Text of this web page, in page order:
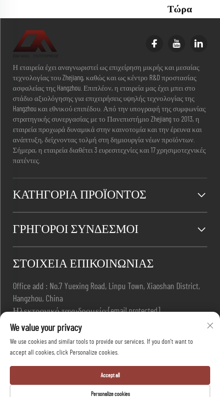
Τώρα
Η εταιρεία έχει αναγνωριστεί ως επιχείρηση μικρής και μεσαίας
τεχνολογίας του Zhejiang, καθώς και ως κέντρο R&D προστασίας
ασφαλείας της Hangzhou. Επιπλέον, η εταιρεία μας έχει μπει στο
στάδιο αξιολόγησης για επιχειρήσεις υψηλής τεχνολογίας της
Hangzhou και εθνικού επιπέδου. Από την υπογραφή της συμφωνίας
στρατηγικής συνεργασίας με το Πανεπιστήμιο Zhejiang το 2013, η
εταιρεία προχωρά δυναμικά στην καινοτομία και την έρευνα και
ανάπτυξη, δείχνοντας τολμή στη δημιουργία νέων προϊόντων.
Σήμερα, η εταιρεία διαθέτει 3 ευρεσιτεχνίες και 17 χρησιμοτεχνικές
πατέντες.
ΚΑΤΗΓΟΡΊΑ ΠΡΟΪΌΝΤΟΣ
ΓΡΉΓΟΡΟΙ ΣΎΝΔΕΣΜΟΙ
ΣΤΟΙΧΕΊΑ ΕΠΙΚΟΙΝΩΝΊΑΣ
Office add : No.7 Yuexing Road, Linpu Town, Xiaoshan District,
Hangzhou, China
Ηλεκτρονικό ταχυδρομείο:[email protected]
Τηλέφωνο:+86-13967169961
Με την επιφύλαξη παντός δικαιώματος -
απορρήτου- Ιστολόγιο
We value your privacy
We use cookies and similar tools to provide our services. If you don't want to
accept all cookies, click Personalize cookies.
Personalize cookies
Accept all